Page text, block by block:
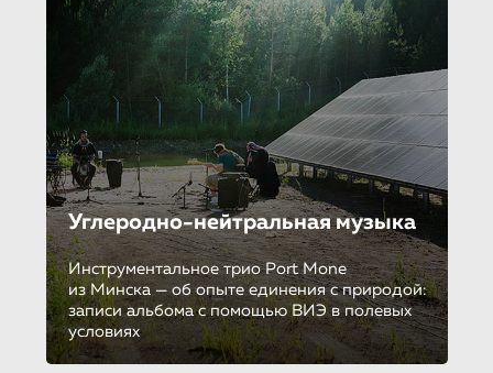
Углеродно-ней­траль­ная музыка
Инструментальное трио Port Mone
из Минска — об опыте единения с природой:
записи альбома с помощью ВИЭ в полевых
условиях